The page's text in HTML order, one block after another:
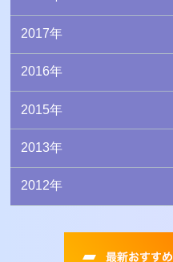
2017年
2016年
2015年
2013年
2012年